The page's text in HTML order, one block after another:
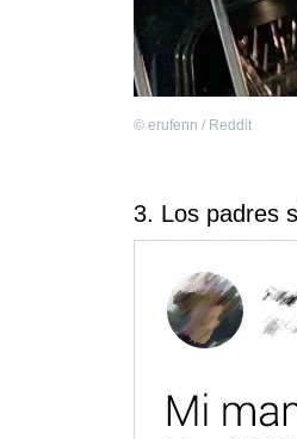
© erufenn / Reddit
3. Los padres